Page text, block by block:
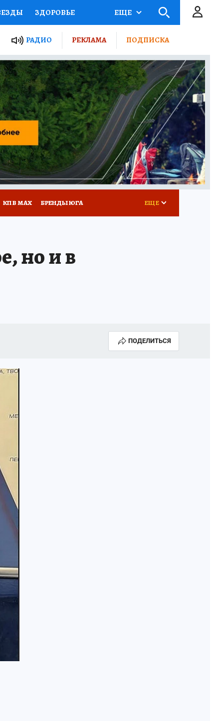
ЗДОРОВЬЕ
РОССИИ
ПУТЕВОДИТЕЛЬ
ТУРИЗМ
РЕКЛАМА
ЕЩЕ
РАДИО РЕКЛАМА ПОДПИСКА
КП В МАХ БРЕНДЫ ЮГА ЕЩЕ
но и в
ПОДЕЛИТЬСЯ